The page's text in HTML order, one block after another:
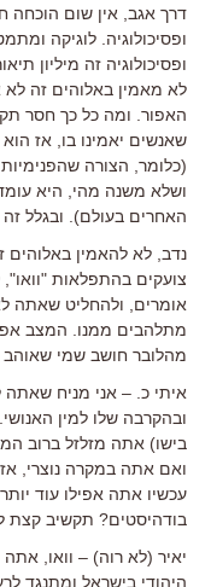
דרך אגב, אין שום הוכחה
ופסיכולוגיה. לוגיקה
ופסיכולוגיה זה מיליון
לא מאמין באלוהים זה
האפור. ומה כל כך חסר
שאנשים יאמינו בו, אז
(כלומר, הצורה
ושלא משנה מהי, היא
האחרים בעולם). ובגלל זה
נדב, לא להאמין באלוהים
צועקים בהתפלאות
אומרים, ולהחליט שאתה
מתלהבים ממנו. המצב
מהלובר חושב שמי שאוהב
איתי כ. – אני מניח שאתה
ובהקרבה שלו למין
בישו) אתה מזלזל ברוב
ואם אתה במקרה נוצרי,
עכשיו אתה אפילו עוד
בודהיסטים? תקשיב קצת
יאיר (לא רוה) – וואו,
היהודי בישראל ומתנגד